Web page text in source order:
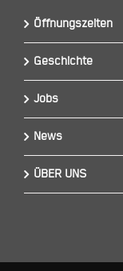
Öffnungszeiten
Geschichte
Jobs
News
ÜBER UNS